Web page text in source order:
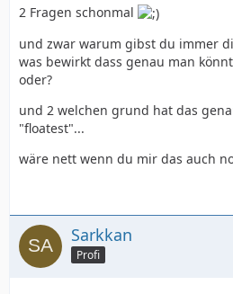
2 Fragen schonmal
und zwar warum gibst du immer
was bewirkt dass genau man
oder?
und 2 welchen grund hat das
"floatest"...
wäre nett wenn du mir das auch
Sarkkan
Profi